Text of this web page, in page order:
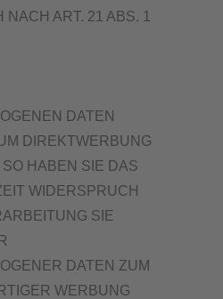
ART. 21 ABS. 1
DATEN
DIREKTWERBUNG
HABEN SIE DAS
WIDERSPRUCH
SIE
DATEN ZUM
WERBUNG